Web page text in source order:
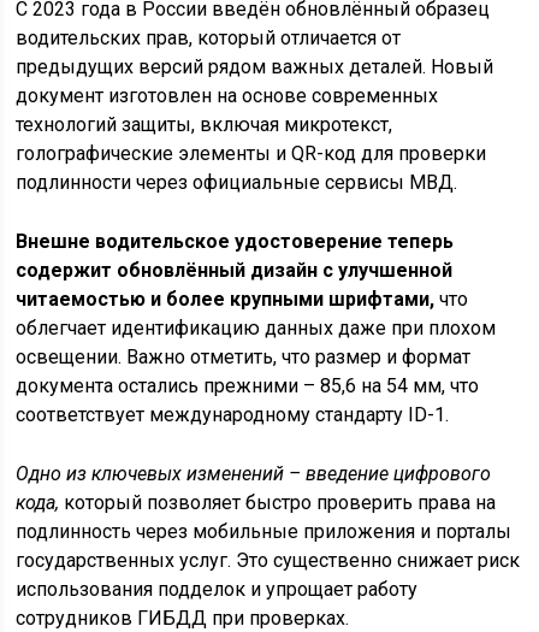
С 2023 года в России введён обновлённый образец
водительских прав, который отличается от
предыдущих версий рядом важных деталей. Новый
документ изготовлен на основе современных
технологий защиты, включая микротекст,
голографические элементы и QR-код для проверки
подлинности через официальные сервисы МВД.
Внешне водительское удостоверение теперь
содержит обновлённый дизайн с улучшенной
читаемостью и более крупными шрифтами, что
облегчает идентификацию данных даже при плохом
освещении. Важно отметить, что размер и формат
документа остались прежними – 85,6 на 54 мм, что
соответствует международному стандарту ID-1.
Одно из ключевых изменений – введение цифрового
кода, который позволяет быстро проверить права на
подлинность через мобильные приложения и порталы
государственных услуг. Это существенно снижает риск
использования подделок и упрощает работу
сотрудников ГИБДД при проверках.